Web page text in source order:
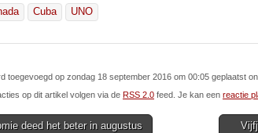
Cuba UNO
toegevoegd op zondag 18 september 2016 om 00:05 geplaatst
op dit artikel volgen via de RSS 2.0 feed. Je kan een reactie
deed het beter in augustus